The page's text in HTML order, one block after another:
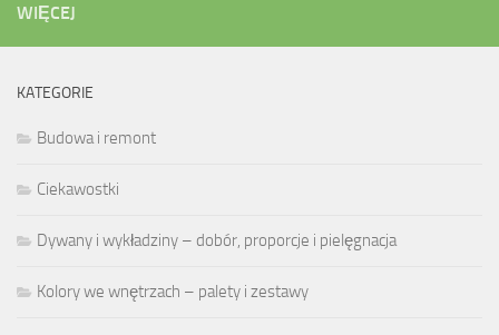
WIĘCEJ
KATEGORIE
Budowa i remont
Ciekawostki
Dywany i wykładziny – dobór, proporcje i pielęgnacja
Kolory we wnętrzach – palety i zestawy